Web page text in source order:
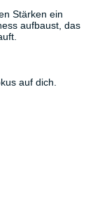
Stärken ein
aufbaust, das
auf dich.